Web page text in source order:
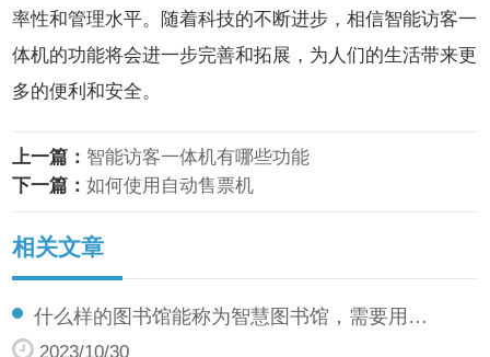
率性和管理水平。随着科技的不断进步，相信智能访客一
体机的功能将会进一步完善和拓展，为人们的生活带来更
多的便利和安全。
上一篇： 智能访客一体机有哪些功能
下一篇：如何使用自动售票机
相关文章
什么样的图书馆能称为智慧图书馆，需要用…
2023/10/30